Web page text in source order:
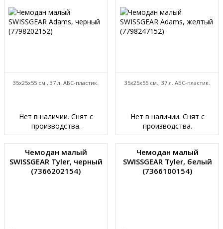
35x25x55 см., 37 л. АБС-пластик.
Нет в наличии. Снят с
производства.
35x25x55 см., 37 л. АБС-пластик.
Нет в наличии. Снят с
производства.
Чемодан малый
SWISSGEAR Tyler, черный
(7366202154)
Чемодан малый
SWISSGEAR Tyler, белый
(7366100154)